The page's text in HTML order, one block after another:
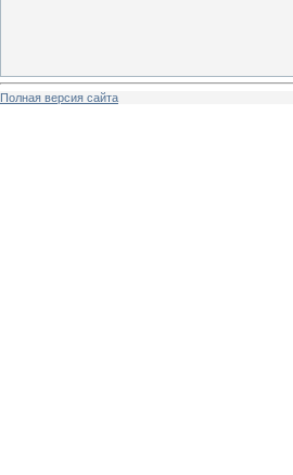
Полная версия сайта